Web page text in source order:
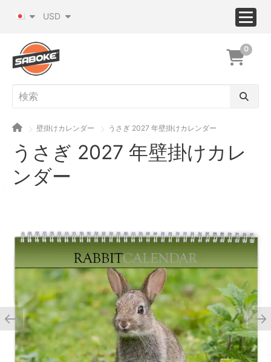
USD
0
壁掛けカレンダー うさぎ 2027 年壁掛けカレンダー
うさぎ 2027 年壁掛けカレ
ンダー